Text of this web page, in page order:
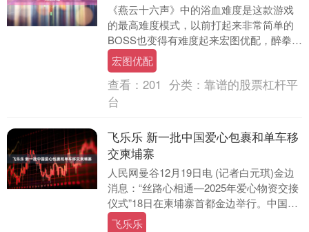
《燕云十六声》中的浴血难度是这款游戏
的最高难度模式，以前打起来非常简单的
BOSS也变得有难度起来宏图优配，醉拳客
就是其中一个，想要打的话要注意无论P1
还是P2，....
宏图优配
查看： 201 分类： 靠谱的股票杠杆平
台
飞乐乐 新一批中国爱心包裹和单车移
交柬埔寨
人民网曼谷12月19日电 (记者白元琪)金边
消息：“丝路心相通—2025年爱心物资交接
仪式”18日在柬埔寨首都金边举行。中国向
柬埔寨移交新一批爱心物资飞乐乐，用....
飞乐乐